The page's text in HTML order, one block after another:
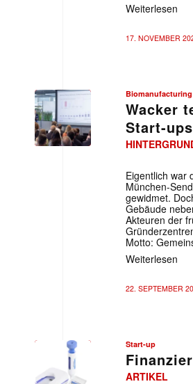
Weiterlesen
17. NOVEMBER
Biomanufacturing
Wacker
Start-ups
Eigentlich war
München-
gewidmet.
Gebäude
Akteuren der
Motto:
Weiterlesen
22. SEPTEMBER
Start-up
ARTIKEL